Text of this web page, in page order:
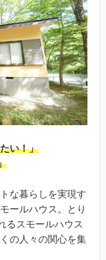
い！」
な暮らしを実現す
ールハウス。とり
るスモールハウス
の人々の関心を集